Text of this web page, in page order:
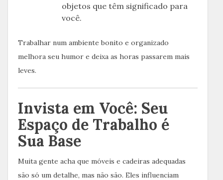
objetos que têm significado para
você.
Trabalhar num ambiente bonito e organizado
melhora seu humor e deixa as horas passarem mais
leves.
Invista em Você: Seu
Espaço de Trabalho é
Sua Base
Muita gente acha que móveis e cadeiras adequadas
são só um detalhe, mas não são. Eles influenciam